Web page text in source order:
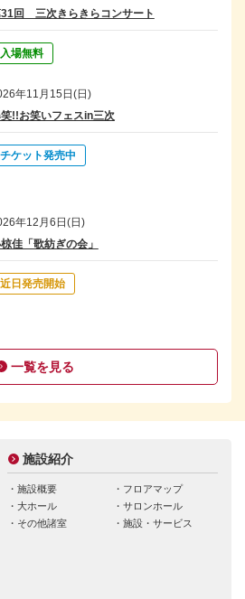
回 三次きらきらコンサート
入場無料
年11月15日(日)
!!お笑いフェスin三次
チケット発売中
年12月6日(日)
佳「歌紡ぎの会」
近日発売開始
一覧を見る
施設紹介
・施設概要 ・ フロアマップ
・大ホール ・ サロンホール
・ その他諸室 ・ 施設・サービス